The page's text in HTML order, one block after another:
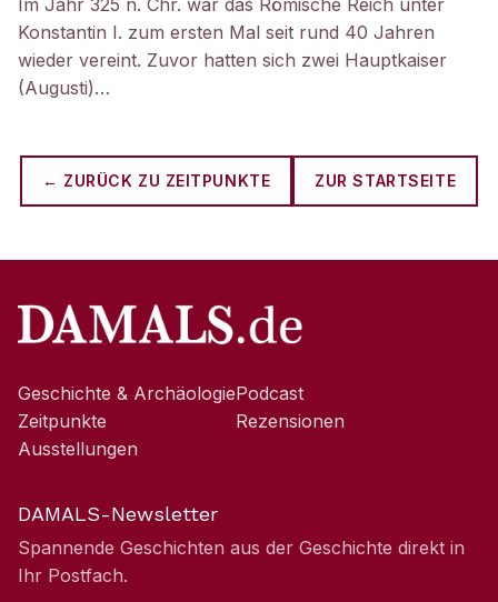
Im Jahr 325 n. Chr. war das Römische Reich unter
Konstantin I. zum ersten Mal seit rund 40 Jahren
wieder vereint. Zuvor hatten sich zwei Hauptkaiser
(Augusti)…
← ZURÜCK ZU ZEITPUNKTE ZUR STARTSEITE
Geschichte & Archäologie
Zeitpunkte
Ausstellungen
Podcast
Rezensionen
DAMALS-Newsletter
Spannende Geschichten aus der Geschichte direkt in
Ihr Postfach.